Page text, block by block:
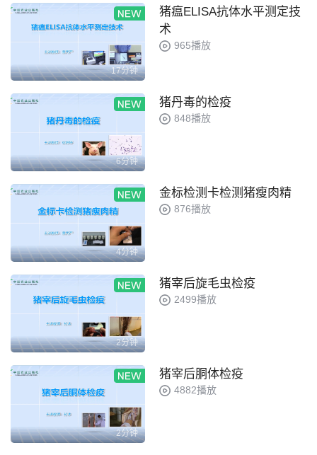
17分钟
猪瘟ELISA抗体水平测定技
术
965播放
6分钟
猪丹毒的检疫
848播放
4分钟
金标检测卡检测猪瘦肉精
876播放
2分钟
猪宰后旋毛虫检疫
2499播放
2分钟
猪宰后胴体检疫
4882播放